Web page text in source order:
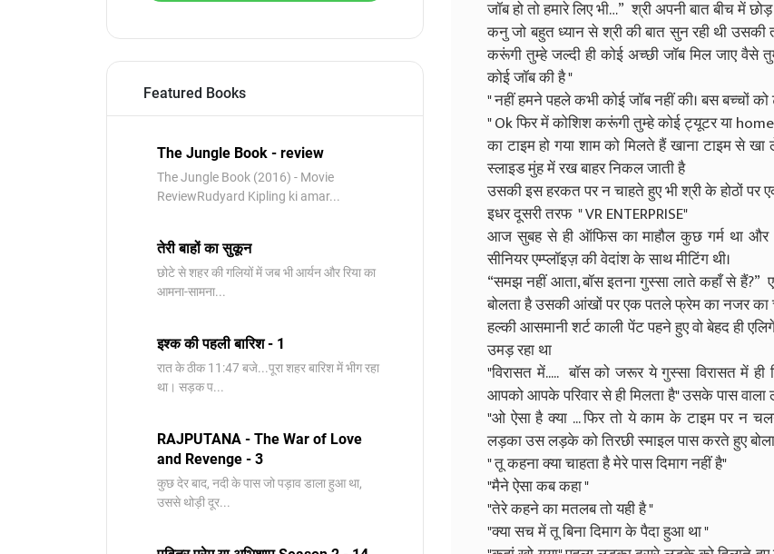
Featured Books
The Jungle Book - review
The Jungle Book (2016) - Movie
ReviewRudyard Kipling ki amar...
तेरी बाहों का सुकून
छोटे से शहर की गलियों में जब भी आर्यन और रिया का
आमना-सामना...
इश्क की पहली बारिश - 1
रात के ठीक 11:47 बजे...पूरा शहर बारिश में भीग रहा
था। सड़क प...
RAJPUTANA - The War of Love
and Revenge - 3
कुछ देर बाद, नदी के पास जो पड़ाव डाला हुआ था,
उससे थोड़ी दूर...
जॉब हो तो हमारे लिए भी…” श्री अपनी बात बीच में
कनु जो बहुत ध्यान से श्री की बात सुन रही थी
करूंगी तुम्हे जल्दी ही कोई अच्छी जॉब मिल जाए वैसे
कोई जॉब की है "
" नहीं हमने पहले कभी कोई जॉब नहीं की। बस बच्चों
" Ok फिर में कोशिश करूंगी तुम्हे कोई ट्यूटर या
का टाइम हो गया शाम को मिलते हैं खाना टाइम से
स्लाइड मुंह में रख बाहर निकल जाती है
उसकी इस हरकत पर न चाहते हुए भी श्री के होठों पर
इधर दूसरी तरफ " VR ENTERPRISE"
आज सुबह से ही ऑफिस का माहौल कुछ गर्म था और
सीनियर एम्प्लॉइज़ की वेदांश के साथ मीटिंग थी।
“समझ नहीं आता, बॉस इतना गुस्सा लाते कहाँ से हैं?”
बोलता है उसकी आंखों पर एक पतले फ्रेम का नजर का
हल्की आसमानी शर्ट काली पेंट पहने हुए वो बेहद ही
उमड़ रहा था
"विरासत में..... बॉस को जरूर ये गुस्सा विरासत में
आपको आपके परिवार से ही मिलता है" उसके पास
"ओ ऐसा है क्या ... फिर तो ये काम के टाइम पर न चलने
लड़का उस लड़के को तिरछी स्माइल पास करते हुए
" तू कहना क्या चाहता है मेरे पास दिमाग नहीं है"
"मैने ऐसा कब कहा "
"तेरे कहने का मतलब तो यही है "
"क्या सच में तू बिना दिमाग के पैदा हुआ था "